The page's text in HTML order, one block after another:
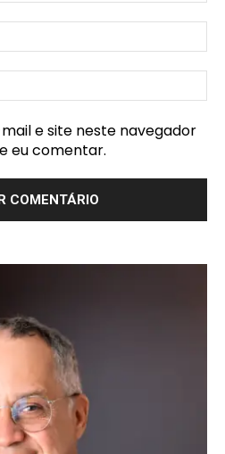
e site neste navegador
eu comentar.